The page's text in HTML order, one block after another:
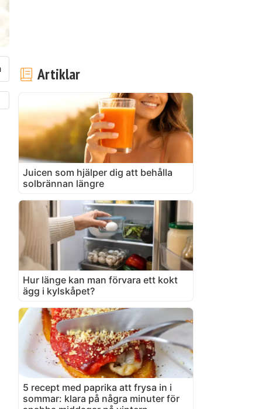
Artiklar
Juicen som hjälper dig att behålla
solbrännan längre
Hur länge kan man förvara ett kokt
ägg i kylskåpet?
5 recept med paprika att frysa in i
sommar: klara på några minuter för